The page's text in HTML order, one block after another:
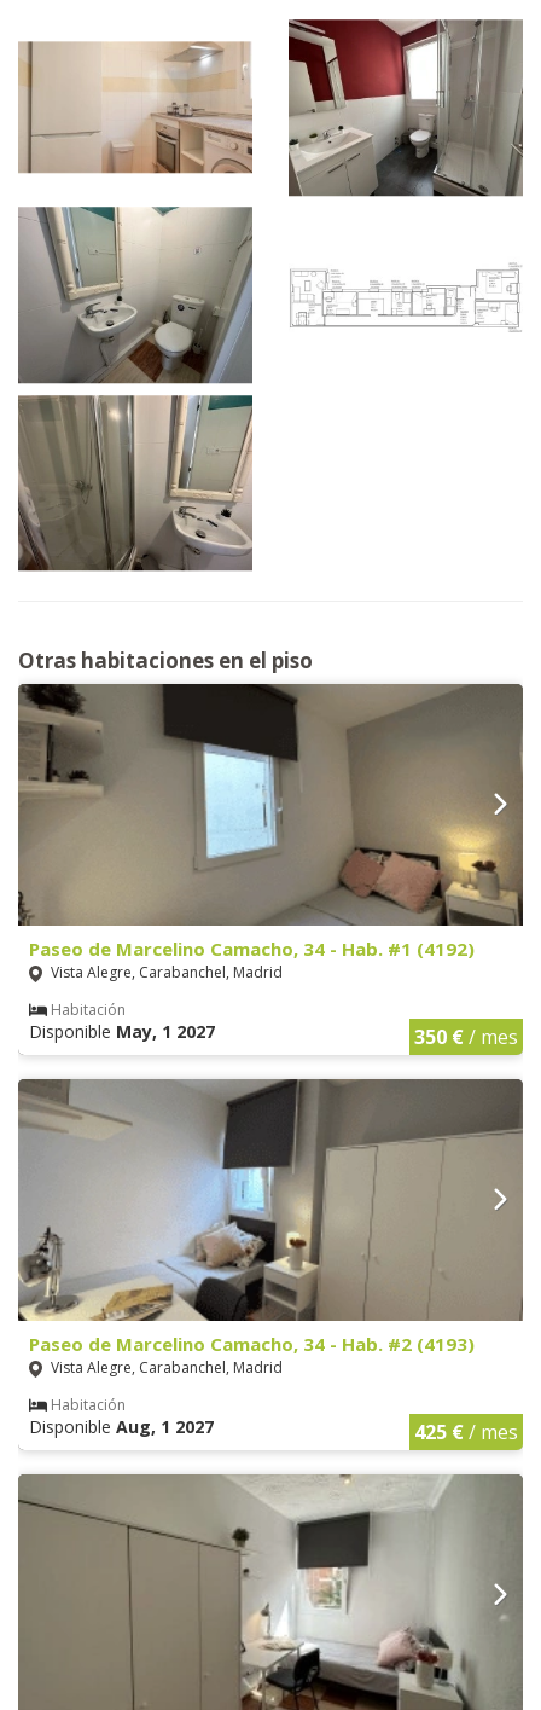
Otras habitaciones en el piso
Paseo de Marcelino Camacho, 34 - Hab. #1 (4192)
Vista Alegre, Carabanchel, Madrid
Habitación
Disponible May, 1 2027 350 €/ mes
Paseo de Marcelino Camacho, 34 - Hab. #2 (4193)
Vista Alegre, Carabanchel, Madrid
Habitación
Disponible Aug, 1 2027 425 €/ mes